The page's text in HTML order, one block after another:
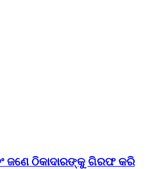
ଜଣେ ଠିକାଦାରଙ୍କୁ ଗିରଫ କରି